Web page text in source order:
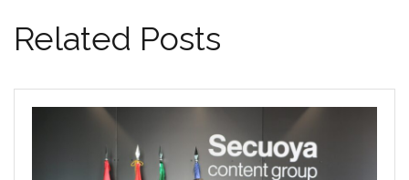
Related Posts